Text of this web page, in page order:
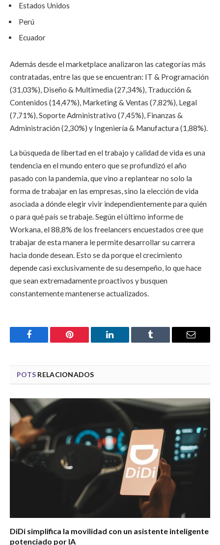
Estados Unidos
Perú
Ecuador
Además desde el marketplace analizaron las categorías más
contratadas, entre las que se encuentran: IT & Programación
(31,03%), Diseño & Multimedia (27,34%), Traducción &
Contenidos (14,47%), Marketing & Ventas (7,82%), Legal
(7,71%), Soporte Administrativo (7,45%), Finanzas &
Administración (2,30%) y Ingeniería & Manufactura (1,88%).
La búsqueda de libertad en el trabajo y calidad de vida es una
tendencia en el mundo entero que se profundizó el año
pasado con la pandemia, que vino a replantear no solo la
forma de trabajar en las empresas, sino la elección de vida
asociada a dónde elegir vivir independientemente para quién
o para qué país se trabaje. Según el último informe de
Workana, el 88,8% de los freelancers encuestados cree que
trabajar de esta manera le permite desarrollar su carrera
hacia donde desean. Esto se da porque el crecimiento
depende casi exclusivamente de su desempeño, lo que hace
que sean extremadamente proactivos y busquen
constantemente mantenerse actualizados.
Facebook Pinterest LinkedIn Tumblr Email
POTS RELACIONADOS
DiDi simplifica la movilidad con un asistente inteligente
potenciado por IA